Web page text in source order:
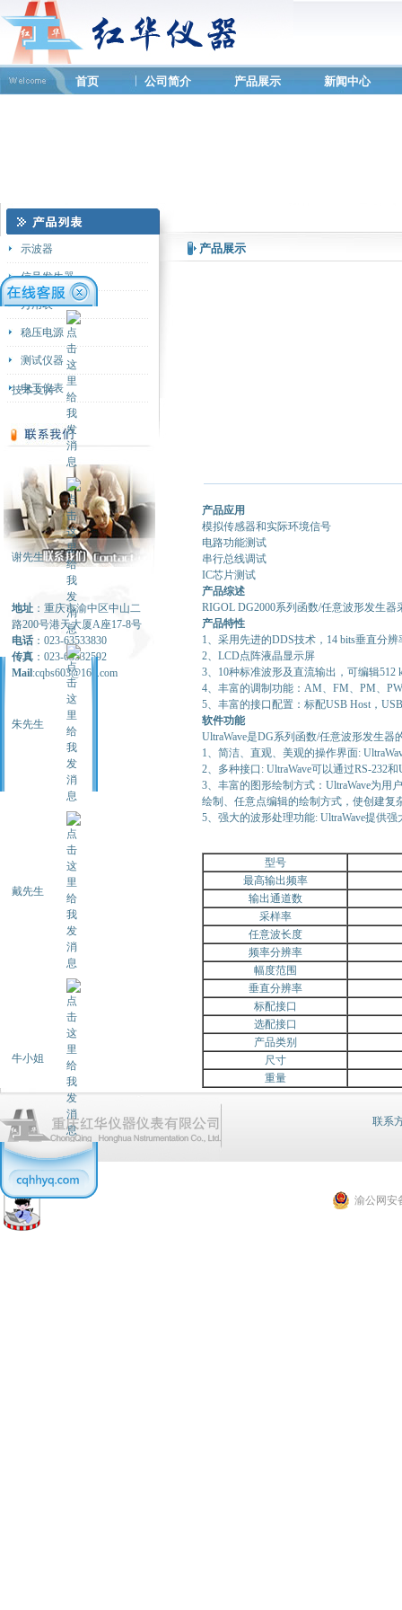
首页 公司简介 产品展示 新闻中心
示波器
信号发生器
万用表
稳压电源
测试仪器
电工仪表
地址：重庆市渝中区中山二
路200号港天大厦A座17-8号
电话：023-63533830
传真：023-63532592
Mail:cqbs603@163.com
产品展示
产品应用
模拟传感器和实际环境信号
电路功能测试
串行总线调试
IC芯片测试
产品综述
RIGOL DG2000系列函数/任意波形发生
产品特性
1、采用先进的DDS技术，14 bits垂直分
2、LCD点阵液晶显示屏
3、10种标准波形及直流输出，可编辑512
4、丰富的调制功能：AM、FM、PM、
5、丰富的接口配置：标配USB Host，
软件功能
UltraWave是DG系列函数/任意波形发生
1、简洁、直观、美观的操作界面:
2、多种接口: UltraWave可以通过RS-232
3、丰富的图形绘制方式：UltraWave为
绘制、任意点编辑的绘制方式，使创建
5、强大的波形处理功能: UltraWave提供
型号
最高输出频率
输出通道数
采样率
任意波长度
频率分辨率
幅度范围
垂直分辨率
标配接口
选配接口
产品类别
尺寸
重量
联系
渝公网安
技术支持
谢先生
朱先生
戴先生
牛小姐